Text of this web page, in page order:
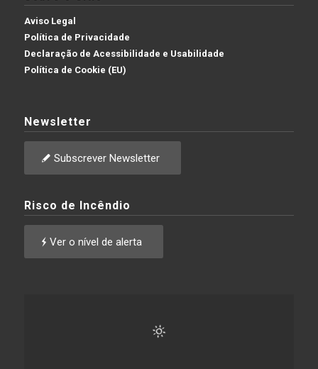
Aviso Legal
Política de Privacidade
Declaração de Acessibilidade e Usabilidade
Política de Cookie (EU)
Newsletter
Subscrever Newsletter
Risco de Incêndio
Ver o nível de alerta